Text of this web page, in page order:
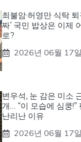
최불암·허영만 식탁 퇴
짜’ 국민 밥상은 이제
로?
2026년 06월 17일
변우석, 눈 감은 미소
개… “이 모습에 심쿵!”
난리난 이유
2026년 06월 17일